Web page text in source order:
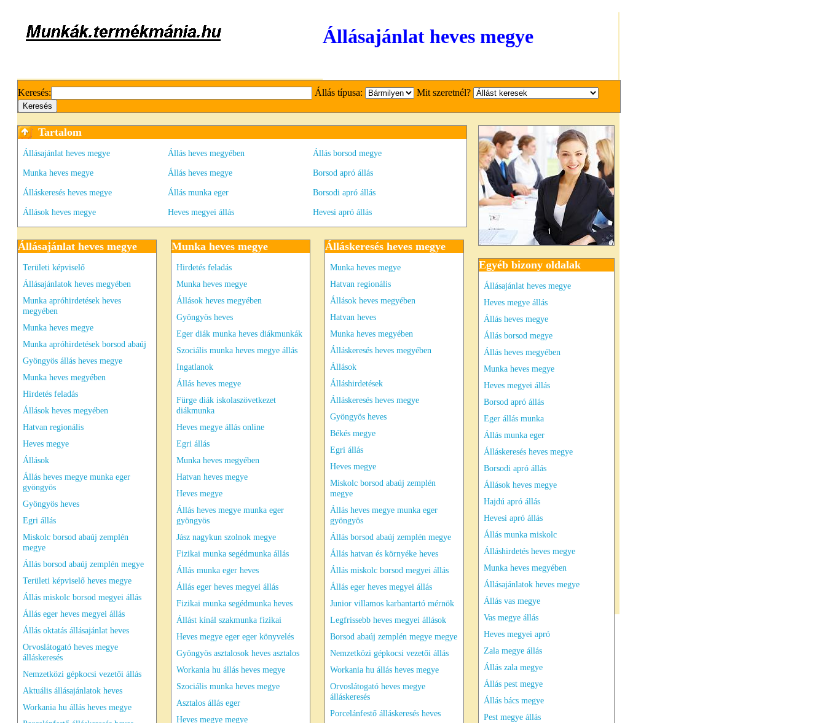
Állásajánlat heves megye
Keresés: Állás típusa: Mit szeretnél?
Tartalom
Állásajánlat heves megye Állás heves megyében
Állás borsod megye
Munka heves megye
Állás heves megye
Borsod apró állás
Álláskeresés heves megye
Állás munka eger
Borsodi apró állás
Állások heves megye
Heves megyei állás Hevesi apró állás
Állásajánlat heves megye
Területi képviselő
Állásajánlatok heves megyében
Munka apróhirdetések heves
megyében
Munka heves megye
Munka apróhirdetések borsod abaúj
Gyöngyös állás heves megye
Munka heves megyében
Hirdetés feladás
Állások heves megyében
Hatvan regionális
Heves megye
Állások
Állás heves megye munka eger
gyöngyös
Gyöngyös heves
Egri állás
Miskolc borsod abaúj zemplén
megye
Állás borsod abaúj zemplén megye
Területi képviselő heves megye
Állás miskolc borsod megyei állás
Állás eger heves megyei állás
Állás oktatás állásajánlat heves
Orvoslátogató heves megye
álláskeresés
Nemzetközi gépkocsi vezetői állás
Aktuális állásajánlatok heves
Workania hu állás heves megye
Munka heves megye
Hirdetés feladás
Munka heves megye
Állások heves megyében
Gyöngyös heves
Eger diák munka heves diákmunkák
Szociális munka heves megye állás
Ingatlanok
Állás heves megye
Fürge diák iskolaszövetkezet
diákmunka
Heves megye állás online
Egri állás
Munka heves megyében
Hatvan heves megye
Heves megye
Állás heves megye munka eger
gyöngyös
Jász nagykun szolnok megye
Fizikai munka segédmunka állás
Állás munka eger heves
Állás eger heves megyei állás
Fizikai munka segédmunka heves
Állást kínál szakmunka fizikai
Heves megye eger eger könyvelés
Gyöngyös asztalosok heves asztalos
Workania hu állás heves megye
Szociális munka heves megye
Asztalos állás eger
Heves megye megye
Álláskeresés heves megye
Munka heves megye
Hatvan regionális
Állások heves megyében
Hatvan heves
Munka heves megyében
Álláskeresés heves megyében
Állások
Álláshirdetések
Álláskeresés heves megye
Gyöngyös heves
Békés megye
Egri állás
Heves megye
Miskolc borsod abaúj zemplén
megye
Állás heves megye munka eger
gyöngyös
Állás borsod abaúj zemplén megye
Állás hatvan és környéke heves
Állás miskolc borsod megyei állás
Állás eger heves megyei állás
Junior villamos karbantartó mérnök
Legfrissebb heves megyei állások
Borsod abaúj zemplén megye megye
Nemzetközi gépkocsi vezetői állás
Workania hu állás heves megye
Orvoslátogató heves megye
álláskeresés
Porcelánfestő álláskeresés heves
Egyéb bizony oldalak
Állásajánlat heves megye
Heves megye állás
Állás heves megye
Állás borsod megye
Állás heves megyében
Munka heves megye
Heves megyei állás
Borsod apró állás
Eger állás munka
Állás munka eger
Álláskeresés heves megye
Borsodi apró állás
Állások heves megye
Hajdú apró állás
Hevesi apró állás
Állás munka miskolc
Álláshirdetés heves megye
Munka heves megyében
Állásajánlatok heves megye
Állás vas megye
Vas megye állás
Heves megyei apró
Zala megye állás
Állás zala megye
Állás pest megye
Állás bács megye
Pest megye állás